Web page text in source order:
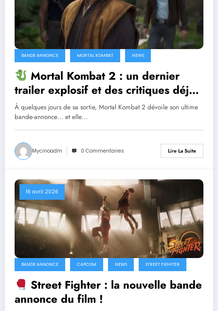
BANDE ANNONCE MORTAL KOMBAT NEWS
Mortal Kombat 2 : un dernier
trailer explosif et des critiques déjà
dithyrambiques ! [Let’s F*ckin’ Go]
À quelques jours de sa sortie, Mortal Kombat 2 dévoile son ultime
bande-annonce… et elle…
Mycinoadm 0 Commentaires Lire La Suite
16 avril 2026
BANDE ANNONCE CAPCOM NEWS STREET FIGHTER
Street Fighter : la nouvelle bande
annonce du film !